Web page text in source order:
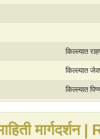
किल्ल्यात
किल्ल्यात
किल्ल्यात